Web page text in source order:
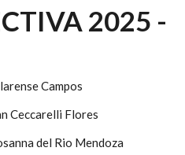
2025 -
Campos
Ceccarelli Flores
del Rio Mendoza